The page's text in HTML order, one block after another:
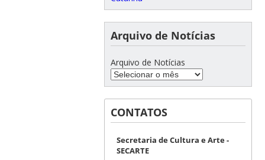
Arquivo de Notícias
Arquivo de Notícias
CONTATOS
Secretaria de Cultura e Arte -
SECARTE